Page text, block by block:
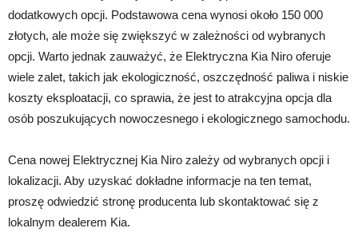
dodatkowych opcji. Podstawowa cena wynosi około 150 000
złotych, ale może się zwiększyć w zależności od wybranych
opcji. Warto jednak zauważyć, że Elektryczna Kia Niro oferuje
wiele zalet, takich jak ekologiczność, oszczędność paliwa i niskie
koszty eksploatacji, co sprawia, że jest to atrakcyjna opcja dla
osób poszukujących nowoczesnego i ekologicznego samochodu.
Cena nowej Elektrycznej Kia Niro zależy od wybranych opcji i
lokalizacji. Aby uzyskać dokładne informacje na ten temat,
proszę odwiedzić stronę producenta lub skontaktować się z
lokalnym dealerem Kia.